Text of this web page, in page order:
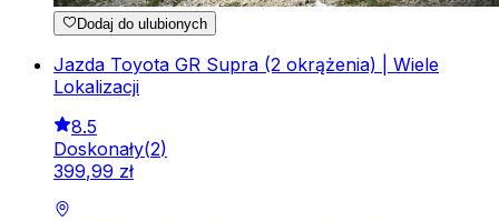
Dodaj do ulubionych
Jazda Toyota GR Supra (2 okrążenia) | Wiele
Lokalizacji
8.5
Doskonały(2)
399,99 zł